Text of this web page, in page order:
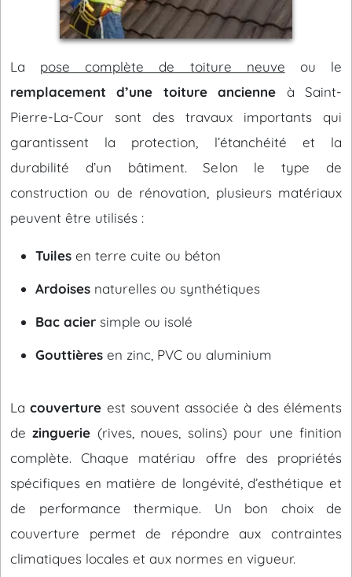
La pose complète de toiture neuve ou le
remplacement d’une toiture ancienne à Saint-
Pierre-La-Cour sont des travaux importants qui
garantissent la protection, l’étanchéité et la
durabilité d’un bâtiment. Selon le type de
construction ou de rénovation, plusieurs matériaux
peuvent être utilisés :
Tuiles en terre cuite ou béton
Ardoises naturelles ou synthétiques
Bac acier simple ou isolé
Gouttières en zinc, PVC ou aluminium
Lacouverture est souvent associée à des éléments
dezinguerie (rives, noues, solins) pour une finition
complète. Chaque matériau offre des propriétés
spécifiques en matière de longévité, d’esthétique et
de performance thermique. Un bon choix de
couverture permet de répondre aux contraintes
climatiques locales et aux normes en vigueur.